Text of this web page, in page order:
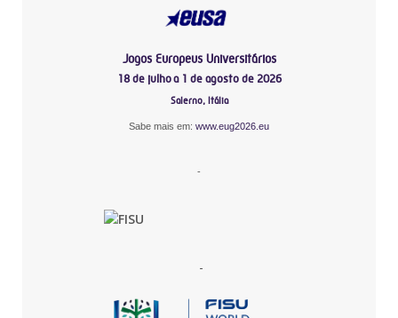
Jogos Europeus Universitários
18 de julho a 1 de agosto de 2026
Salerno, Itália
Sabe mais em: www.eug2026.eu
-
-